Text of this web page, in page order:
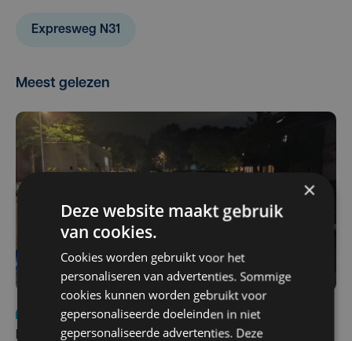
Expresweg N31
Meest gelezen
Nieuws
di 4 augustus | 09:32
Man en vrouw dood aangetroffen in woning in Sint-
×
Deze website maakt gebruik
van cookies.
Cookies worden gebruikt voor het
personaliseren van advertenties. Sommige
cookies kunnen worden gebruikt voor
gepersonaliseerde doeleinden in niet
gepersonaliseerde advertenties. Deze